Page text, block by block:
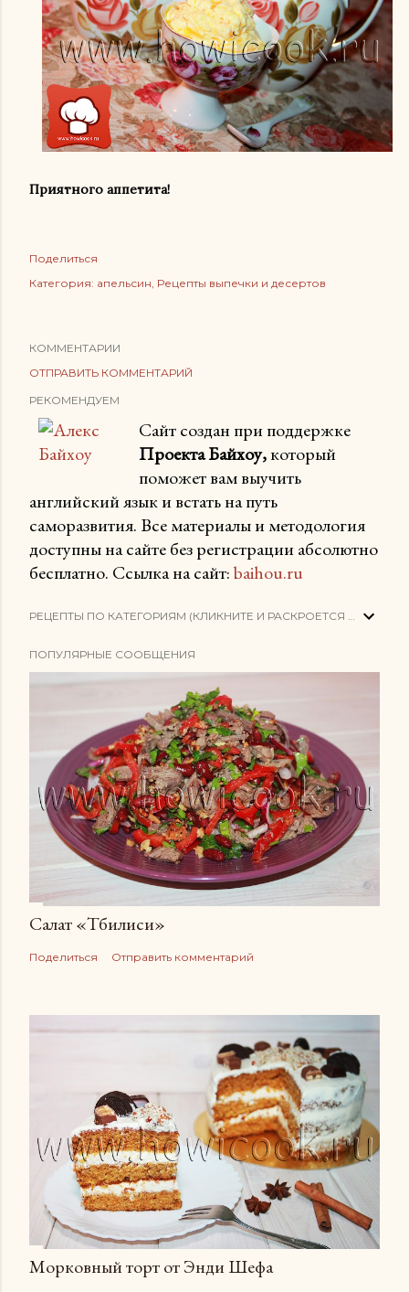
Приятного аппетита!
Поделиться
Категория: апельсин Рецепты выпечки и десертов
КОММЕНТАРИИ
ОТПРАВИТЬ КОММЕНТАРИЙ
РЕКОМЕНДУЕМ
Сайт создан при поддержке
Проекта Байхоу,который
поможет вам выучить
английский язык и встать на путь
саморазвития. Все материалы и методология
доступны на сайте без регистрации абсолютно
бесплатно. Ссылка на сайт:baihou.ru
РЕЦЕПТЫ ПО КАТЕГОРИЯМ (КЛИКНИТЕ И РАСКРОЕТСЯ СПИСОК)
ПОПУЛЯРНЫЕ СООБЩЕНИЯ
Салат «Тбилиси»
Поделиться Отправить комментарий
Морковный торт от Энди Шефа